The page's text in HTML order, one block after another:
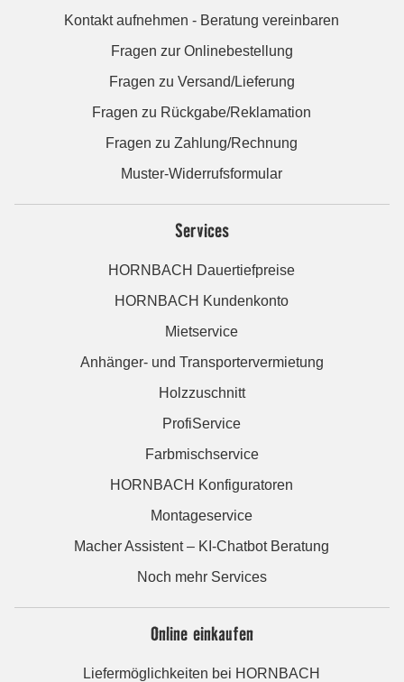
Kontakt aufnehmen - Beratung vereinbaren
Fragen zur Onlinebestellung
Fragen zu Versand/Lieferung
Fragen zu Rückgabe/Reklamation
Fragen zu Zahlung/Rechnung
Muster-Widerrufsformular
Services
HORNBACH Dauertiefpreise
HORNBACH Kundenkonto
Mietservice
Anhänger- und Transportervermietung
Holzzuschnitt
ProfiService
Farbmischservice
HORNBACH Konfiguratoren
Montageservice
Macher Assistent – KI-Chatbot Beratung
Noch mehr Services
Online einkaufen
Liefermöglichkeiten bei HORNBACH